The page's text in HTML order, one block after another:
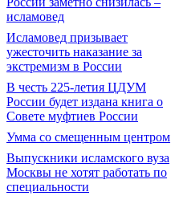
исламовед
Исламовед призывает
ужесточить наказание за
экстремизм в России
В честь 225-летия ЦДУМ
России будет издана книга о
Совете муфтиев России
Умма со смещенным центром
Выпускники исламского вуза
Москвы не хотят работать по
специальности